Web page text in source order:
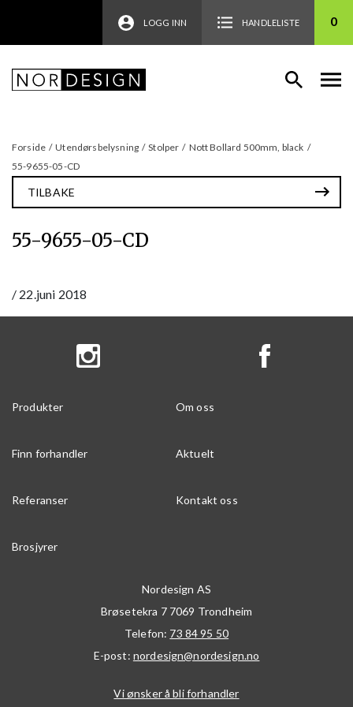
LOGG INN HANDLELISTE 0
Forside / Utendørsbelysning / Stolper / Nott Bollard 500mm, black /
55-9655-05-CD
TILBAKE
55-9655-05-CD
/ 22.juni 2018
Produkter Om oss
Finn forhandler Aktuelt
Referanser Kontakt oss
Brosjyrer
Nordesign AS
Brøsetekra 7 7069 Trondheim
Telefon: 73 84 95 50
E-post: nordesign@nordesign.no
Vi ønsker å bli forhandler